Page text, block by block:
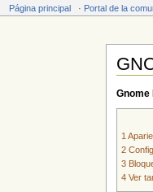
Página principal · Portal de la
Gnome
1
2
3
4 Ver